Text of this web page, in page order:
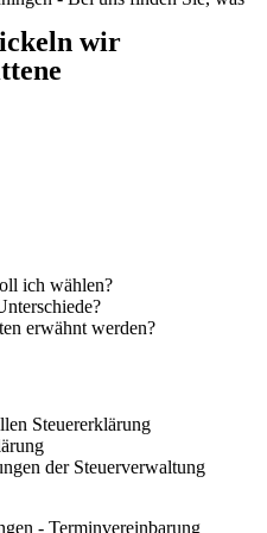
wir
ich wählen?
erwähnt werden?
Steuererklärung
der Steuerverwaltung
- Terminvereinbarung